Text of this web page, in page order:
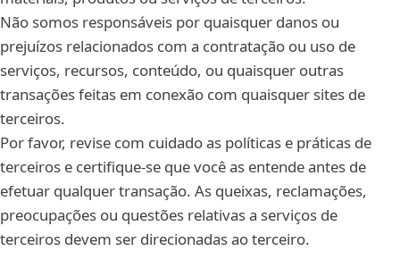
Não somos responsáveis por quaisquer danos ou
prejuízos relacionados com a contratação ou uso de
serviços, recursos, conteúdo, ou quaisquer outras
transações feitas em conexão com quaisquer sites de
terceiros.
Por favor, revise com cuidado as políticas e práticas de
terceiros e certifique-se que você as entende antes de
efetuar qualquer transação. As queixas, reclamações,
preocupações ou questões relativas a serviços de
terceiros devem ser direcionadas ao terceiro.